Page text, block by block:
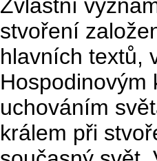
Zvláštní
stvoření
hlavních textů,
Hospodinovým
uchováním
králem při